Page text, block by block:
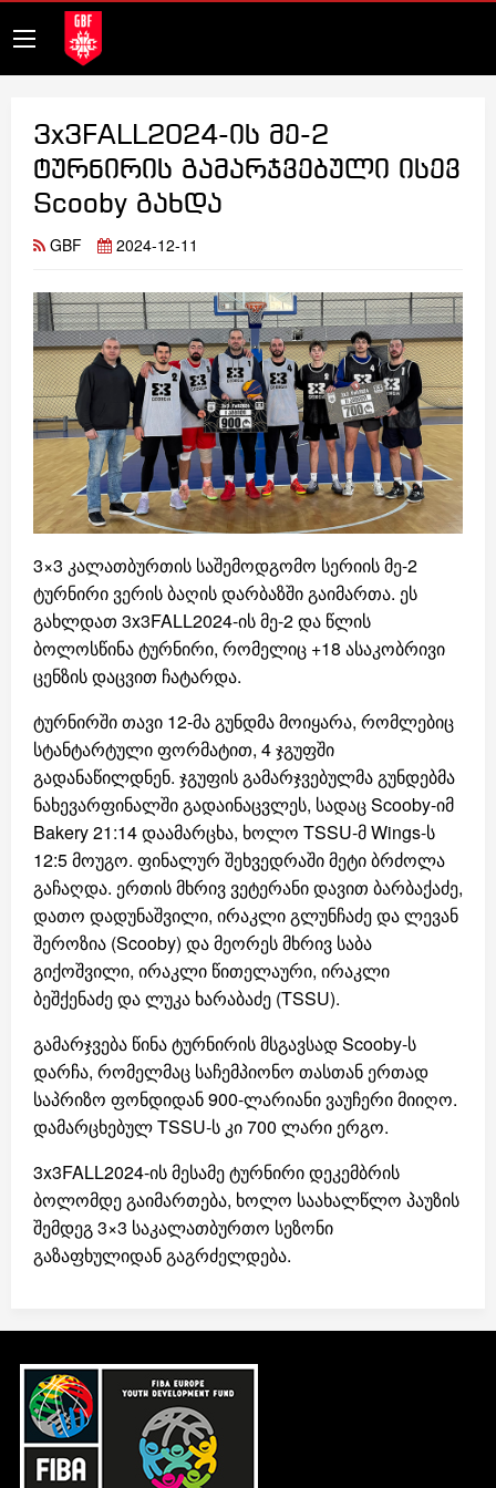
3x3FALL2024-ის მე-2
ტურნირის გამარჯვებული ისევ
Scooby გახდა
GBF 2024-12-11
3×3 კალათბურთის საშემოდგომო სერიის მე-2
ტურნირი ვერის ბაღის დარბაზში გაიმართა. ეს
გახლდათ 3x3FALL2024-ის მე-2 და წლის
ბოლოსწინა ტურნირი, რომელიც +18 ასაკობრივი
ცენზის დაცვით ჩატარდა.
ტურნირში თავი 12-მა გუნდმა მოიყარა, რომლებიც
სტანტარტული ფორმატით, 4 ჯგუფში
გადანაწილდნენ. ჯგუფის გამარჯვებულმა გუნდებმა
ნახევარფინალში გადაინაცვლეს, სადაც Scooby-იმ
Bakery 21:14 დაამარცხა, ხოლო TSSU-მ Wings-ს
12:5 მოუგო. ფინალურ შეხვედრაში მეტი ბრძოლა
გაჩაღდა. ერთის მხრივ ვეტერანი დავით ბარბაქაძე,
დათო დადუნაშვილი, ირაკლი გლუნჩაძე და ლევან
შეროზია (Scooby) და მეორეს მხრივ საბა
გიქოშვილი, ირაკლი წითელაური, ირაკლი
ბეშქენაძე და ლუკა ხარაბაძე (TSSU).
გამარჯვება წინა ტურნირის მსგავსად Scooby-ს
დარჩა, რომელმაც საჩემპიონო თასთან ერთად
საპრიზო ფონდიდან 900-ლარიანი ვაუჩერი მიიღო.
დამარცხებულ TSSU-ს კი 700 ლარი ერგო.
3x3FALL2024-ის მესამე ტურნირი დეკემბრის
ბოლომდე გაიმართება, ხოლო საახალწლო პაუზის
შემდეგ 3×3 საკალათბურთო სეზონი
გაზაფხულიდან გაგრძელდება.